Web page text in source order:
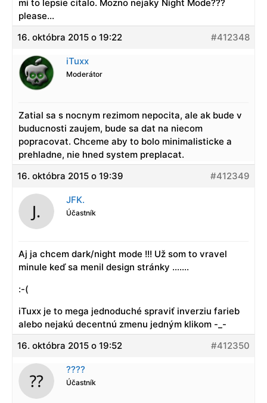
mi to lepsie citalo. Mozno nejaky Night Mode???
please…
16. októbra 2015 o 19:22
#412348
iTuxx
Moderátor
Zatial sa s nocnym rezimom nepocita, ale ak bude v
buducnosti zaujem, bude sa dat na niecom
popracovat. Chceme aby to bolo minimalisticke a
prehladne, nie hned system preplacat.
16. októbra 2015 o 19:39
#412349
JFK.
Účastník
Aj ja chcem dark/night mode !!! Už som to vravel
minule keď sa menil design stránky …….
:-(
iTuxx je to mega jednoduché spraviť inverziu farieb
alebo nejakú decentnú zmenu jedným klikom -_-
16. októbra 2015 o 19:52
#412350
????
Účastník